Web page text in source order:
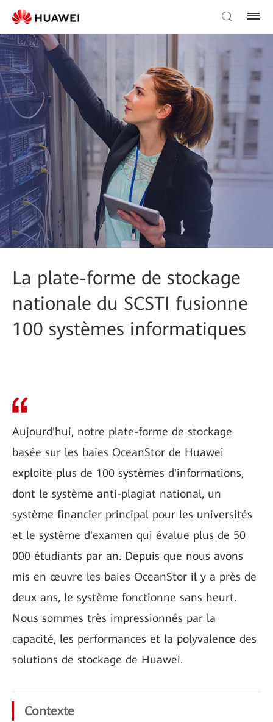
La plate-forme de stockage
nationale du SCSTI fusionne
100 systèmes informatiques
Aujourd'hui, notre plate-forme de stockage
basée sur les baies OceanStor de Huawei
exploite plus de 100 systèmes d'informations,
dont le système anti-plagiat national, un
système financier principal pour les universités
et le système d'examen qui évalue plus de 50
000 étudiants par an. Depuis que nous avons
mis en œuvre les baies OceanStor il y a près de
deux ans, le système fonctionne sans heurt.
Nous sommes très impressionnés par la
capacité, les performances et la polyvalence des
solutions de stockage de Huawei.
Contexte